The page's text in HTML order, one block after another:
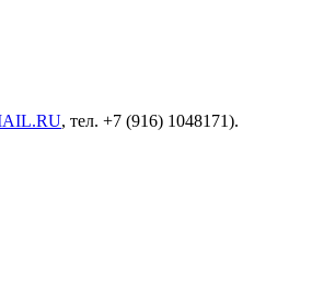
, тел. +7 (916) 1048171).